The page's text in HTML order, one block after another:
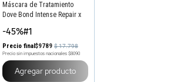
Máscara de Tratamiento
Dove Bond Intense Repair x
-45%#1
Precio final$9789 $17.798
Precio sin impuestos nacionales $8090
Agregar producto